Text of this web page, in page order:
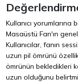
Kullanıcı yorumlarına
Masaüstü Fan'ın
Kullanıcılar, fanın
uzun pil ömrünü
ömrünün bekledikleri
uzun olduğunu